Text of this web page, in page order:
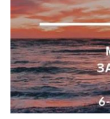
Оголошення
Трансляції